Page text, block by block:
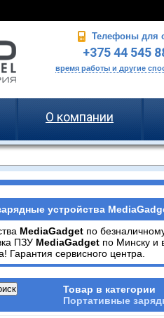
Телефоны для
+375 44 545
время работы и другие
О компании
устройства
MediaGadget по
ПЗУ MediaGadget по Минску и
сервисного центра.
Товар в категории
Портативные